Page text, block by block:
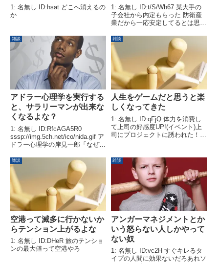
1: 名無し ID:hsat どこへ消えるの
か
1: 名無し ID:t/S/Wh67 某大手の
子会社から内定もらった 防衛産
業だから一応安定してるとは思う
雑談
アドラー心理学を実行する
と、サラリーマンが出来な
くなるよな？
1: 名無し ID:RfcAGA5R0
sssp://img.5ch.net/ico/nida.gif ア
ドラー心理学の岸見一郎「なぜ、
雑談
人生をゲームだと思うと楽
しくなってきた
1: 名無し ID:qFjQ 体力を消費し
て上司の好感度UP!(イベント)上
司にプロジェクトに誘われた！
雑談
空港って滅多に行かないか
らテンション上がるよな
1: 名無し ID:DHeR 旅のテンショ
ンの最大値って空港やろ
雑談
アンガーマネジメントとか
いう怒らない人しかやって
ない奴
1: 名無し ID:vc2H すぐキレるタ
イプの人間に効果ないだろあれソ